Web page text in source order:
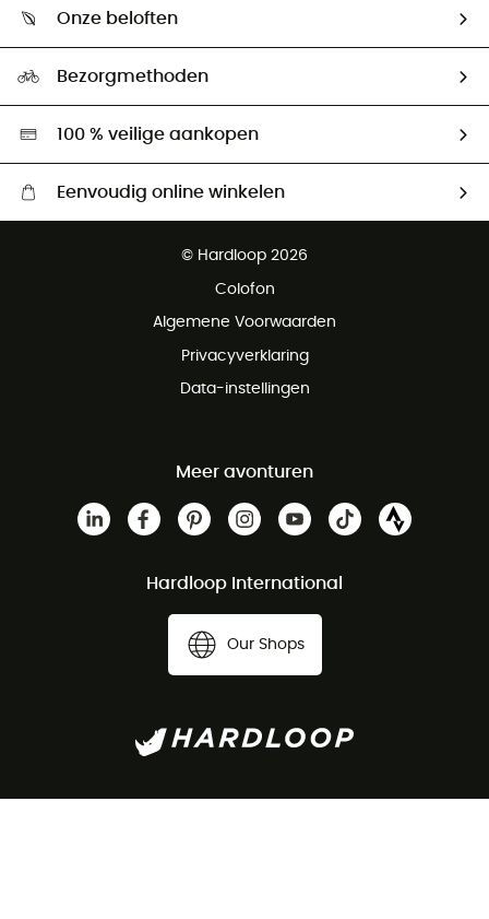
Retourzendingen & Terugbetalingen
Ambassadeurs
Onze beloften
Hardgreen
Bezorgmethoden
100 % veilige aankopen
Eenvoudig online winkelen
Gratis retourneren binnen 100 dagen
© Hardloop 2026
Colofon
Algemene Voorwaarden
Privacyverklaring
Data-instellingen
Meer avonturen
Hardloop International
Our Shops